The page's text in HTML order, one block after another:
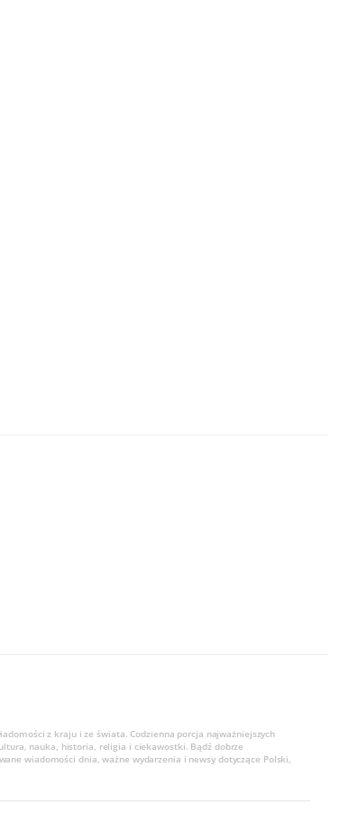
z kraju i ze świata. Codzienna porcja najważniejszych
nauka, historia, religia i ciekawostki. Bądź dobrze
wiadomości dnia, ważne wydarzenia i newsy dotyczące Polski,